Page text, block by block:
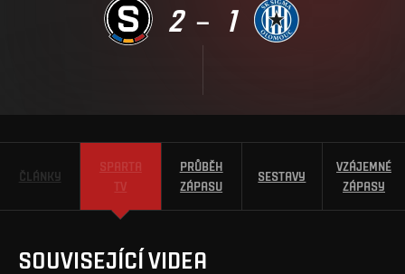
2 – 1
ČLÁNKY
SPARTA
TV
PRŮBĚH
ZÁPASU
SESTAVY
VZÁJEMNÉ
ZÁPASY
SOUVISEJÍCÍ VIDEA